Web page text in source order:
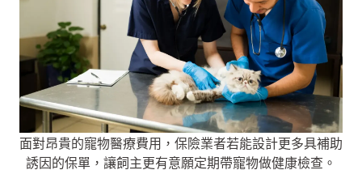
面對昂貴的寵物醫療費用，保險業者若能設計更多具補助
誘因的保單，讓飼主更有意願定期帶寵物做健康檢查。